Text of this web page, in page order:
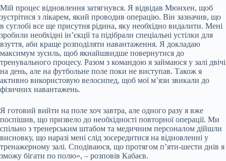
Мій процес відновлення затягнувся. Я відвідав Мюнхен, щоб
зустрітися з лікарем, який проводив операцію. Він зазначив, що
в суглобі все ще присутня рідина, яку необхідно видалити. Мені
зробили необхідні ін’єкції та підібрали спеціальні устілки для
взуття, аби краще розподіляти навантаження. Я докладаю
максимум зусиль, щоб якнайшвидше повернутися до
тренувального процесу. Разом з командою я займаюся у залі двічі
на день, але на футбольне поле поки не виступав. Також я
активно використовую велосипед, щоб мої м’язи звикали до
фізичних навантажень.
Я готовий вийти на поле хоч завтра, але одного разу я вже
поспішив, що призвело до необхідності повторної операції. Ми
спільно з тренерським штабом та медичним персоналом дійшли
висновку, що наразі мені слід зосередитися на відновленні у
тренажерному залі. Сподіваюся, що протягом п’яти-шести днів я
зможу бігати по полю», – розповів Кабаєв.